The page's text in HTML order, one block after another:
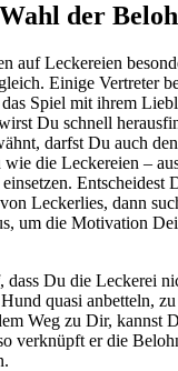
der
auf Leckereien
Einige Vertreter
Spiel mit ihrem
Du schnell
darfst Du auch
wie die Leckereien –
Entscheidest
Leckerlies, dann
um die Motivation
dass Du die Leckerei
quasi anbetteln,
Weg zu Dir, kannst
verknüpft er die